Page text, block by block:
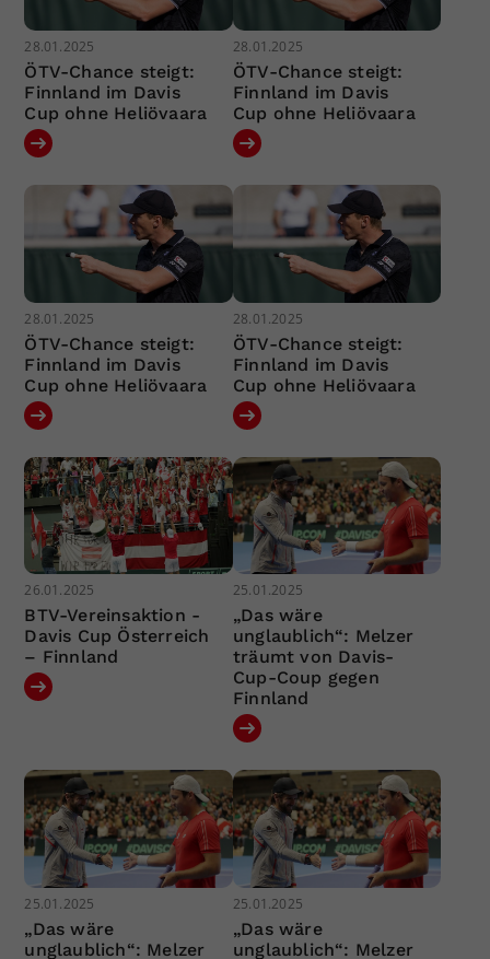
28.01.2025
ÖTV-Chance steigt:
Finnland im Davis
Cup ohne Heliövaara
28.01.2025
ÖTV-Chance steigt:
Finnland im Davis
Cup ohne Heliövaara
28.01.2025
ÖTV-Chance steigt:
Finnland im Davis
Cup ohne Heliövaara
28.01.2025
ÖTV-Chance steigt:
Finnland im Davis
Cup ohne Heliövaara
26.01.2025
BTV-Vereinsaktion -
Davis Cup Österreich
– Finnland
25.01.2025
„Das wäre
unglaublich“: Melzer
träumt von Davis-
Cup-Coup gegen
Finnland
25.01.2025
„Das wäre
unglaublich“: Melzer
25.01.2025
„Das wäre
unglaublich“: Melzer